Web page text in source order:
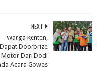
NEXT
Warga Kenten,
Dapat Doorprize
Motor Dari Dodi
Acara Gowes